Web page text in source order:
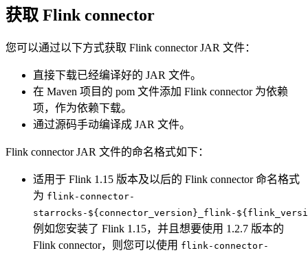
获取 Flink connector
您可以通过以下方式获取 Flink connector JAR 文件：
直接下载已经编译好的 JAR 文件。
在 Maven 项目的 pom 文件添加 Flink connector 为依赖
项，作为依赖下载。
通过源码手动编译成 JAR 文件。
Flink connector JAR 文件的命名格式如下：
适用于 Flink 1.15 版本及以后的 Flink connector 命名格式
为 flink-connector-
starrocks-${connector_version}_flink-
例如您安装了 Flink 1.15，并且想要使用 1.2.7 版本的
Flink connector，则您可以使用 flink-connector-